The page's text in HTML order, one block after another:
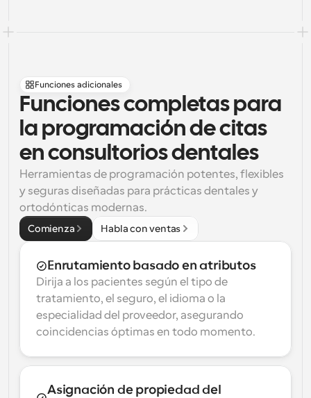
Funciones adicionales
Funciones completas para
la programación de citas
en consultorios dentales
Herramientas de programación potentes, flexibles
y seguras diseñadas para prácticas dentales y
ortodónticas modernas.
Comienza Habla con ventas
Enrutamiento basado en atributos
Dirija a los pacientes según el tipo de
tratamiento, el seguro, el idioma o la
especialidad del proveedor, asegurando
coincidencias óptimas en todo momento.
Asignación de propiedad del